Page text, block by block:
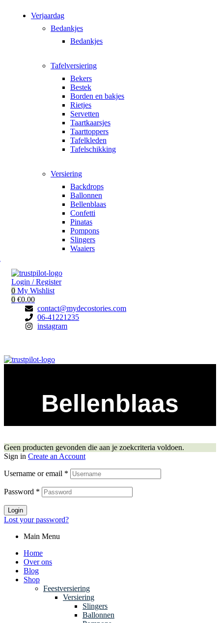
Verjaardag
Bedankjes
Bedankjes
Tafelversiering
Bekers
Bestek
Borden en bakjes
Rietjes
Servetten
Taartkaarsjes
Taarttoppers
Tafelkleden
Tafelschikking
Versiering
Backdrops
Ballonnen
Bellenblaas
Confetti
Pinatas
Pompons
Slingers
Waaiers
Login / Register
0 My Wishlist
0 €0.00
contact@mydecostories.com
06-41221235
instagram
Bellenblaas
Geen producten gevonden die aan je zoekcriteria voldoen.
Sign in Create an Account
Username or email *
Password *
Login
Lost your password?
Main Menu
Home
Over ons
Blog
Shop
Feestversiering
Versiering
Slingers
Ballonnen